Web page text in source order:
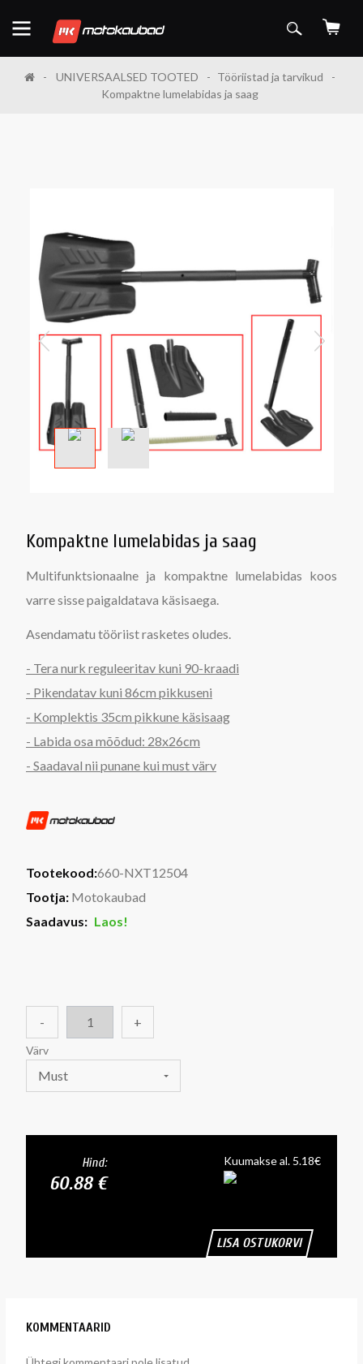
UNIVERSAALSED TOOTED
Tööriistad ja tarvikud
Kompaktne lumelabidas ja saag
Kompaktne lumelabidas ja saag
Multifunktsionaalne ja kompaktne lumelabidas koos
varre sisse paigaldatava käsisaega.
Asendamatu tööriist rasketes oludes.
- Tera nurk reguleeritav kuni 90-kraadi
- Pikendatav kuni 86cm pikkuseni
- Komplektis 35cm pikkune käsisaag
- Labida osa mõõdud: 28x26cm
- Saadaval nii punane kui must värv
Tootekood:660-NXT12504
Tootja: Motokaubad
Saadavus: Laos!
- +
Värv
Must
Hind:
60.88 €
Kuumakse al. 5.18€
LISA OSTUKORVI
KOMMENTAARID